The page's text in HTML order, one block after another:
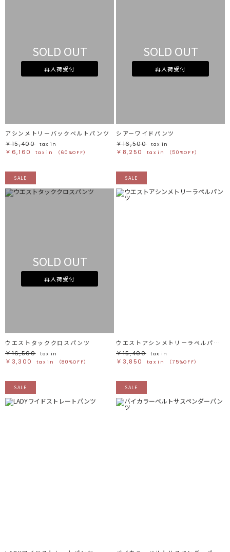
SOLD OUT
再入荷受付
アシンメトリーバックベルトパンツ
￥15,400
tax in
￥6,160 tax in （60%OFF）
SOLD OUT
再入荷受付
シアーワイドパンツ
￥16,500
tax in
￥8,250 tax in （50%OFF）
SALE
SOLD OUT
再入荷受付
ウエストタッククロスパンツ
￥16,500
tax in
￥3,300 tax in （80%OFF）
SALE
ウエストアシンメトリーラペルパンツ
￥15,400
tax in
￥3,850 tax in （75%OFF）
SALE SALE